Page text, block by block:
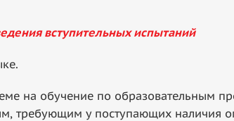
вступительных испытаний
на обучение по образовательным
требующим у поступающих наличия